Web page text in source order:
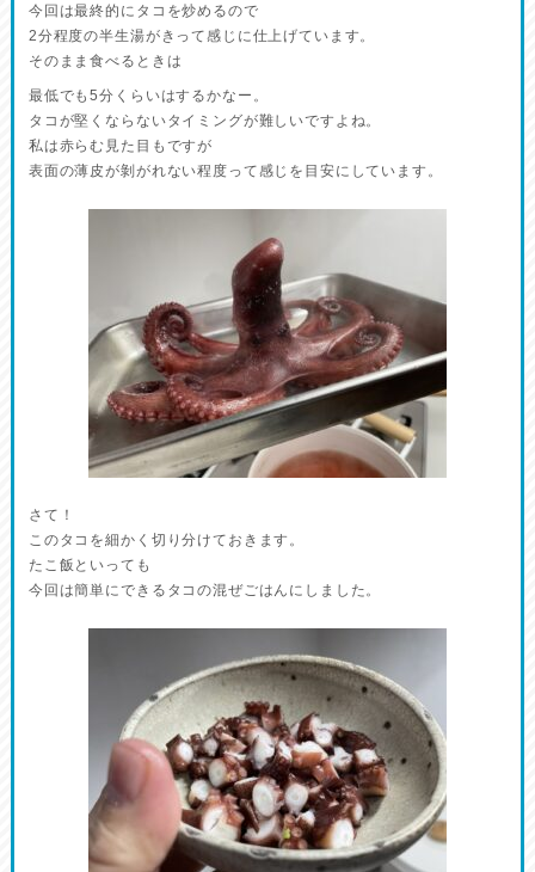
今回は最終的にタコを炒めるので
2分程度の半生湯がきって感じに仕上げています。
そのまま食べるときは
最低でも5分くらいはするかなー。
タコが堅くならないタイミングが難しいですよね。
私は赤らむ見た目もですが
表面の薄皮が剝がれない程度って感じを目安にしています。
さて！
このタコを細かく切り分けておきます。
たこ飯といっても
今回は簡単にできるタコの混ぜごはんにしました。